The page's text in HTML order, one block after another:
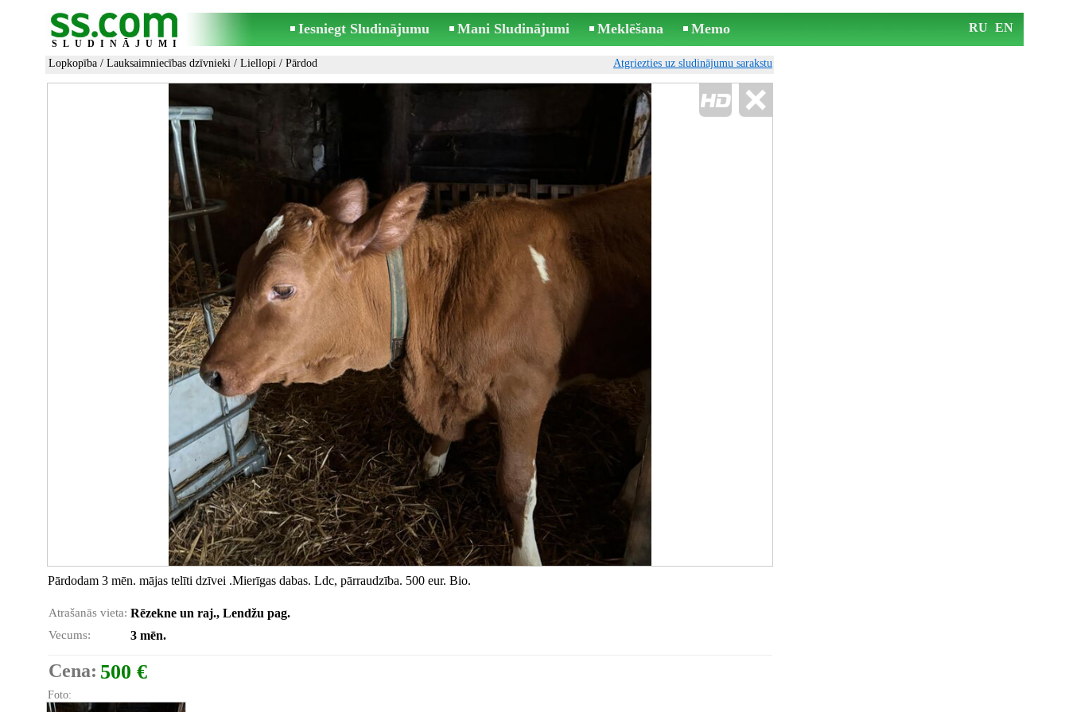
SLUDINĀJUMI
Iesniegt Sludinājumu Mani Sludinājumi Meklēšana Memo RU EN
Lopkopība / Lauksaimniecības dzīvnieki / Liellopi / Pārdod Atgriezties uz sludinājumu sarakstu
Pārdodam 3 mēn. mājas telīti dzīvei .Mierīgas dabas. Ldc, pārraudzība. 500 eur. Bio.
Atrašanās vieta: Rēzekne un raj., Lendžu pag.
Vecums: 3 mēn.
Cena: 500 €
Foto: